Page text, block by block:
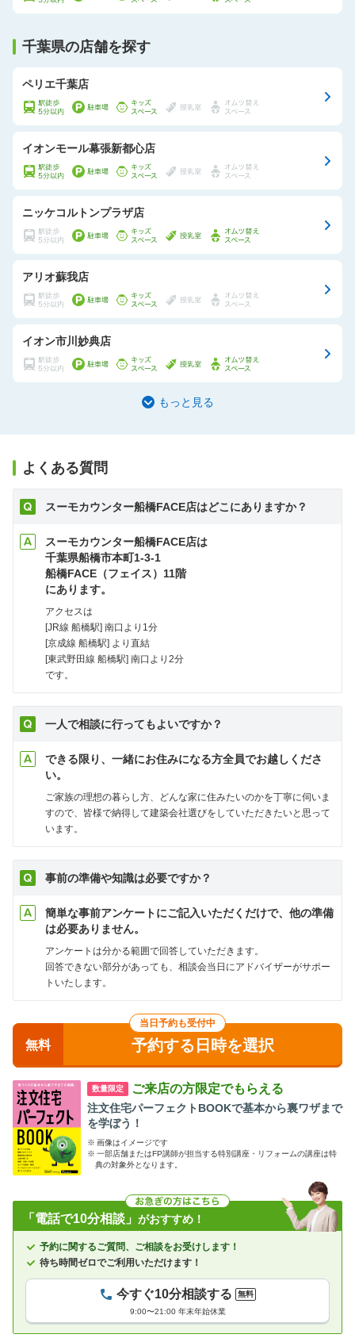
千葉県の店舗を探す
ペリエ千葉店
イオンモール幕張新都心店
ニッケコルトンプラザ店
アリオ蘇我店
イオン市川妙典店
もっと見る
よくある質問
スーモカウンター船橋FACE店はどこにありますか？
スーモカウンター船橋FACE店は
千葉県船橋市本町1-3-1
船橋FACE（フェイス）11階
にあります。
アクセスは
[JR線 船橋駅] 南口より1分
[京成線 船橋駅] より直結
[東武野田線 船橋駅] 南口より2分
です。
一人で相談に行ってもよいですか？
できる限り、一緒にお住みになる方全員でお越しくださ
い。
ご家族の理想の暮らし方、どんな家に住みたいのかを丁寧に伺いま
すので、皆様で納得して建築会社選びをしていただきたいと思って
います。
事前の準備や知識は必要ですか？
簡単な事前アンケートにご記入いただくだけで、他の準備
は必要ありません。
アンケートは分かる範囲で回答していただきます。
回答できない部分があっても、相談会当日にアドバイザーがサポー
トいたします。
当日予約も受付中
無料 予約する日時を選択
数量限定 ご来店の方限定でもらえる
注文住宅パーフェクトBOOKで基本から裏ワザまで
を学ぼう！
※ 画像はイメージです
※ 一部店舗またはFP講師が担当する特別講座・リフォームの講座は特
典の対象外となります。
「電話で10分相談」 がおすすめ！
予約に関するご質問、ご相談をお受けします！
待ち時間ゼロでご利用いただけます！
今すぐ10分相談する
無料
9:00〜21:00 年末年始休業